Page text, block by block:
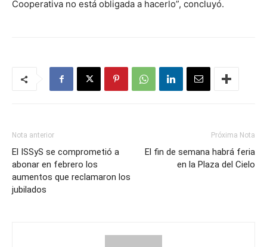
Cooperativa no está obligada a hacerlo”, concluyó.
Nota anterior
El ISSyS se comprometió a
abonar en febrero los
aumentos que reclamaron los
jubilados
Próxima Nota
El fin de semana habrá feria
en la Plaza del Cielo